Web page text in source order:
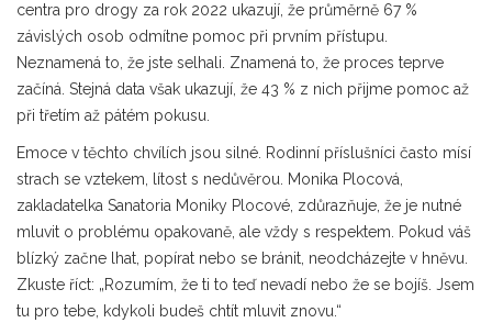
centra pro drogy za rok 2022 ukazují, že průměrně 67 %
závislých osob odmítne pomoc při prvním přístupu.
Neznamená to, že jste selhali. Znamená to, že proces teprve
začíná. Stejná data však ukazují, že 43 % z nich přijme pomoc až
při třetím až pátém pokusu.
Emoce v těchto chvílích jsou silné. Rodinní příslušníci často mísí
strach se vztekem, lítost s nedůvěrou. Monika Plocová,
zakladatelka Sanatoria Moniky Plocové, zdůrazňuje, že je nutné
mluvit o problému opakovaně, ale vždy s respektem. Pokud váš
blízký začne lhat, popírat nebo se bránit, neodcházejte v hněvu.
Zkuste říct: „Rozumím, že ti to teď nevadí nebo že se bojíš. Jsem
tu pro tebe, kdykoli budeš chtít mluvit znovu.“